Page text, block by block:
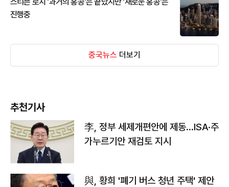
진행중
중국뉴스 더보기
추천기사
李, 정부 세제개편안에 제동…ISA·주
가누르기안 재검토 지시
與, 황희 '폐기 버스 청년 주택' 제안